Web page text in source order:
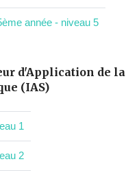
année - niveau 5
d'Application de la
(IAS)
1
2